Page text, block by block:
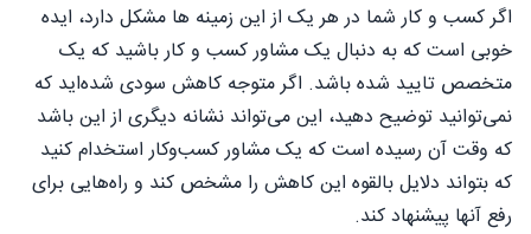
اگر کسب و کار شما در هر یک از این زمینه ها مشکل دارد، ایده
خوبی است که به دنبال یک مشاور کسب و کار باشید که یک
متخصص تایید شده باشد. اگر متوجه کاهش سودی شده‌اید که
نمی‌توانید توضیح دهید، این می‌تواند نشانه دیگری از این باشد
که وقت آن رسیده است که یک مشاور کسب‌وکار استخدام کنید
که بتواند دلایل بالقوه این کاهش را مشخص کند و راه‌هایی برای
رفع آنها پیشنهاد کند.